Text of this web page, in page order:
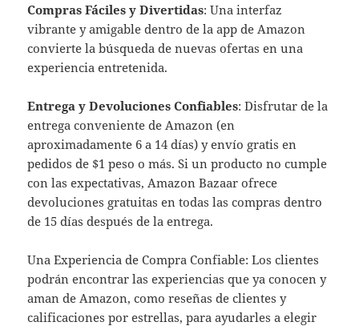
Compras Fáciles y Divertidas: Una interfaz
vibrante y amigable dentro de la app de Amazon
convierte la búsqueda de nuevas ofertas en una
experiencia entretenida.
Entrega y Devoluciones Confiables: Disfrutar de la
entrega conveniente de Amazon (en
aproximadamente 6 a 14 días) y envío gratis en
pedidos de $1 peso o más. Si un producto no cumple
con las expectativas, Amazon Bazaar ofrece
devoluciones gratuitas en todas las compras dentro
de 15 días después de la entrega.
Una Experiencia de Compra Confiable: Los clientes
podrán encontrar las experiencias que ya conocen y
aman de Amazon, como reseñas de clientes y
calificaciones por estrellas, para ayudarles a elegir